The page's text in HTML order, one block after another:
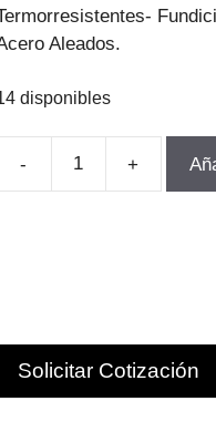
$714.291.
Aleados.
disponibles
LU-Solicitar Cotización